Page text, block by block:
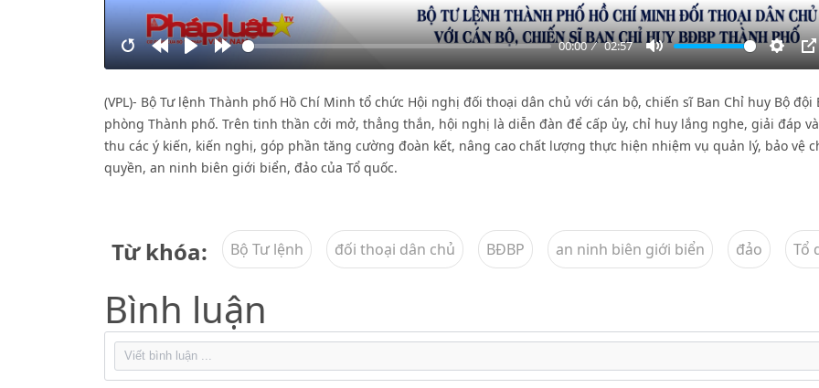
RestartRewindPlay Forward
00:00 02:57
Mute
(VPL)- Bộ Tư lệnh Thành phố Hồ Chí Minh tổ chức Hội nghị đối thoại dân chủ với cán bộ, chiến sĩ Ban Chỉ huy Bộ đội
phòng Thành phố. Trên tinh thần cởi mở, thẳng thắn, hội nghị là diễn đàn để cấp ủy, chỉ huy lắng nghe, giải đáp
thu các ý kiến, kiến nghị, góp phần tăng cường đoàn kết, nâng cao chất lượng thực hiện nhiệm vụ quản lý, bảo vệ
quyền, an ninh biên giới biển, đảo của Tổ quốc.
Từ khóa: Bộ Tư lệnh đối thoại dân chủ BĐBP an ninh biên giới biển đảo Tổ
Bình luận